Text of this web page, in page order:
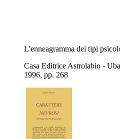
L'enneagramma dei tipi
Casa Editrice Astrolabio -
1996, pp. 268